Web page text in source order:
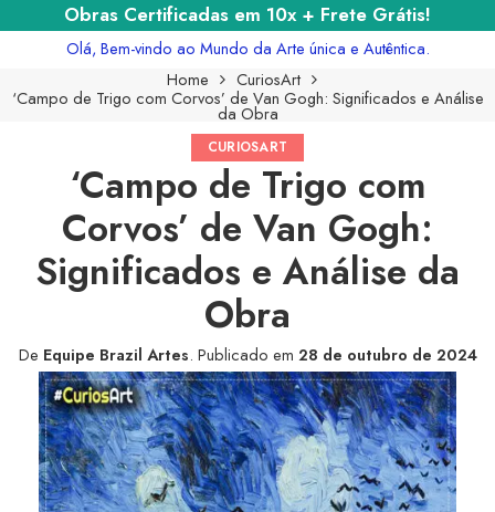
Obras Certificadas em 10x + Frete Grátis!
Olá, Bem-vindo ao Mundo da Arte única e Autêntica.
Home
CuriosArt
‘Campo de Trigo com Corvos’ de Van Gogh: Significados e Análise
da Obra
CURIOSART
‘Campo de Trigo com
Corvos’ de Van Gogh:
Significados e Análise da
Obra
De Equipe Brazil Artes. Publicado em 28 de outubro de 2024